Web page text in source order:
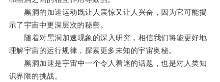
黑洞的加速运动既让人震惊又让人兴奋，因为它可能揭
示了宇宙中更深层次的秘密。
随着对黑洞加速现象的深入研究，相信我们将能更好地
理解宇宙的运行规律，探索更多未知的宇宙奥秘。
黑洞加速是宇宙中一个令人着迷的话题，也是对人类知
识界限的挑战。